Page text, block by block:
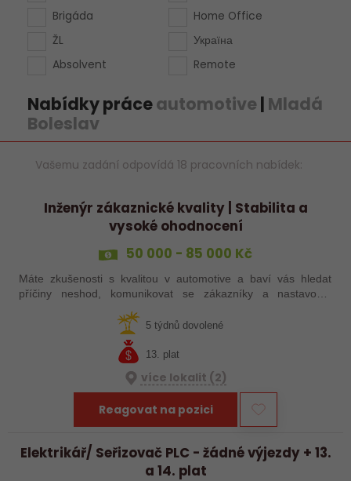
Brigáda
ŽL
Absolvent
Home Office
Україна
Remote
Nabídky práceautomotive | Mladá
Boleslav
Vašemu zadání odpovídá 18 pracovních nabídek:
Inženýr zákaznické kvality | Stabilita a
vysoké ohodnocení
50 000 - 85 000 Kč
Máte zkušenosti s kvalitou v automotive a baví vás hledat
příčiny neshod, komunikovat se zákazníky a nastavovat
zákaznické kvality, který bude…5 týdnů dovolené
13. plat
více lokalit (2)
Reagovat na pozici
Elektrikář/ Seřizovač PLC - žádné výjezdy + 13.
a 14. plat